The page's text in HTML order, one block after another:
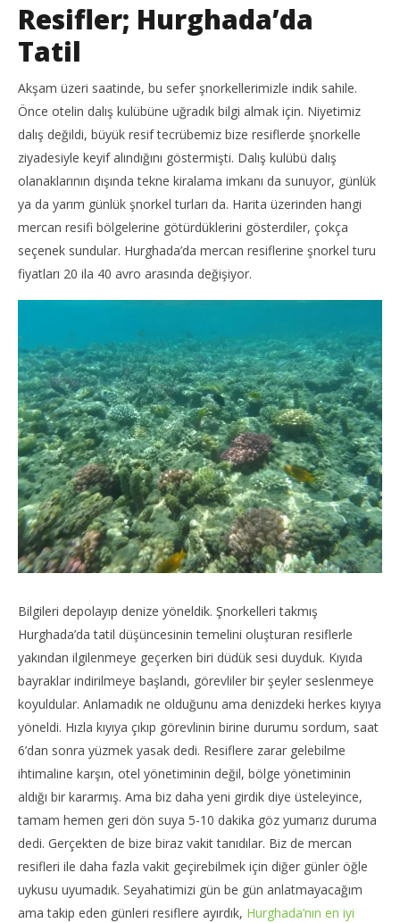
Resifler; Hurghada’da
Tatil
Akşam üzeri saatinde, bu sefer şnorkellerimizle indik sahile.
Önce otelin dalış kulübüne uğradık bilgi almak için. Niyetimiz
dalış değildi, büyük resif tecrübemiz bize resiflerde şnorkelle
ziyadesiyle keyif alındığını göstermişti. Dalış kulübü dalış
olanaklarının dışında tekne kiralama imkanı da sunuyor, günlük
ya da yarım günlük şnorkel turları da. Harita üzerinden hangi
mercan resifi bölgelerine götürdüklerini gösterdiler, çokça
seçenek sundular. Hurghada’da mercan resiflerine şnorkel turu
fiyatları 20 ila 40 avro arasında değişiyor.
Bilgileri depolayıp denize yöneldik. Şnorkelleri takmış
Hurghada’da tatil düşüncesinin temelini oluşturan resiflerle
yakından ilgilenmeye geçerken biri düdük sesi duyduk. Kıyıda
bayraklar indirilmeye başlandı, görevliler bir şeyler seslenmeye
koyuldular. Anlamadık ne olduğunu ama denizdeki herkes kıyıya
yöneldi. Hızla kıyıya çıkıp görevlinin birine durumu sordum, saat
6’dan sonra yüzmek yasak dedi. Resiflere zarar gelebilme
ihtimaline karşın, otel yönetiminin değil, bölge yönetiminin
aldığı bir kararmış. Ama biz daha yeni girdik diye üsteleyince,
tamam hemen geri dön suya 5-10 dakika göz yumarız duruma
dedi. Gerçekten de bize biraz vakit tanıdılar. Biz de mercan
resifleri ile daha fazla vakit geçirebilmek için diğer günler öğle
uykusu uyumadık. Seyahatimizi gün be gün anlatmayacağım
ama takip eden günleri resiflere ayırdık, Hurghada’nın en iyi